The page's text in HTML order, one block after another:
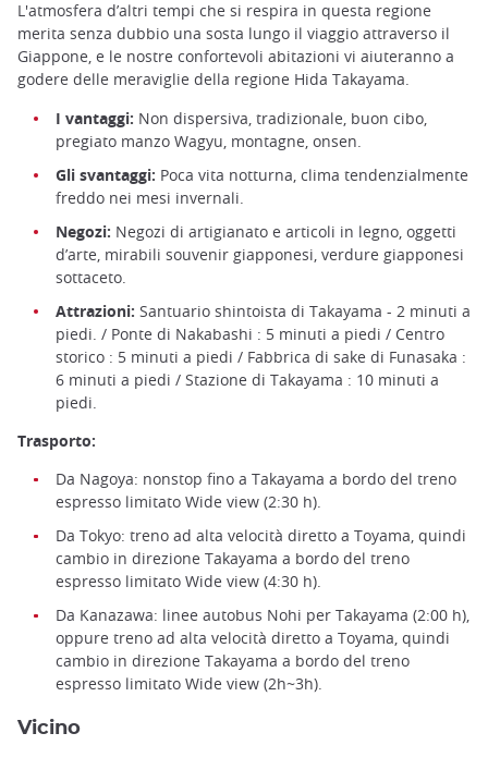
L'atmosfera d’altri tempi che si respira in questa regione
merita senza dubbio una sosta lungo il viaggio attraverso il
Giappone, e le nostre confortevoli abitazioni vi aiuteranno a
godere delle meraviglie della regione Hida Takayama.
I vantaggi: Non dispersiva, tradizionale, buon cibo,
pregiato manzo Wagyu, montagne, onsen.
Gli svantaggi: Poca vita notturna, clima tendenzialmente
freddo nei mesi invernali.
Negozi: Negozi di artigianato e articoli in legno, oggetti
d’arte, mirabili souvenir giapponesi, verdure giapponesi
sottaceto.
Attrazioni: Santuario shintoista di Takayama - 2 minuti a
piedi. / Ponte di Nakabashi : 5 minuti a piedi / Centro
storico : 5 minuti a piedi / Fabbrica di sake di Funasaka :
6 minuti a piedi / Stazione di Takayama : 10 minuti a
piedi.
Trasporto:
Da Nagoya: nonstop fino a Takayama a bordo del treno
espresso limitato Wide view (2:30 h).
Da Tokyo: treno ad alta velocità diretto a Toyama, quindi
cambio in direzione Takayama a bordo del treno
espresso limitato Wide view (4:30 h).
Da Kanazawa: linee autobus Nohi per Takayama (2:00 h),
oppure treno ad alta velocità diretto a Toyama, quindi
cambio in direzione Takayama a bordo del treno
espresso limitato Wide view (2h~3h).
Vicino